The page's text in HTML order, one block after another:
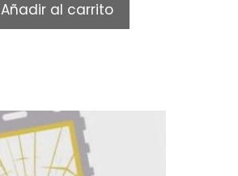
o
f
5
Añadir al carrito